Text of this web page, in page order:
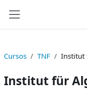
Cursos TNF Institut
Institut für